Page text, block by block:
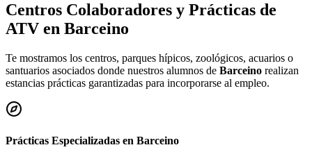
Centros Colaboradores y Prácticas de
ATV en Barceino
Te mostramos los centros, parques hípicos, zoológicos, acuarios o
santuarios asociados donde nuestros alumnos de Barceino realizan
estancias prácticas garantizadas para incorporarse al empleo.
Prácticas Especializadas en Barceino